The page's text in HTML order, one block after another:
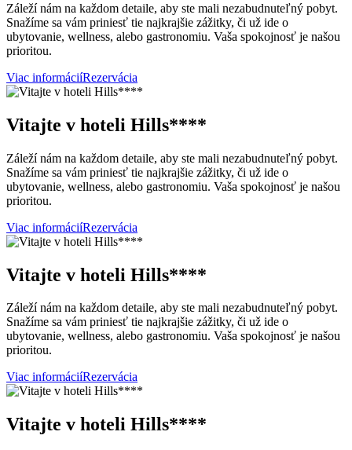
Záleží nám na každom detaile, aby ste mali nezabudnuteľný pobyt.
Snažíme sa vám priniesť tie najkrajšie zážitky, či už ide o
ubytovanie, wellness, alebo gastronomiu. Vaša spokojnosť je našou
prioritou.
Viac informáciíRezervácia
Vitajte v hoteli Hills****
Záleží nám na každom detaile, aby ste mali nezabudnuteľný pobyt.
Snažíme sa vám priniesť tie najkrajšie zážitky, či už ide o
ubytovanie, wellness, alebo gastronomiu. Vaša spokojnosť je našou
prioritou.
Viac informáciíRezervácia
Vitajte v hoteli Hills****
Záleží nám na každom detaile, aby ste mali nezabudnuteľný pobyt.
Snažíme sa vám priniesť tie najkrajšie zážitky, či už ide o
ubytovanie, wellness, alebo gastronomiu. Vaša spokojnosť je našou
prioritou.
Viac informáciíRezervácia
Vitajte v hoteli Hills****